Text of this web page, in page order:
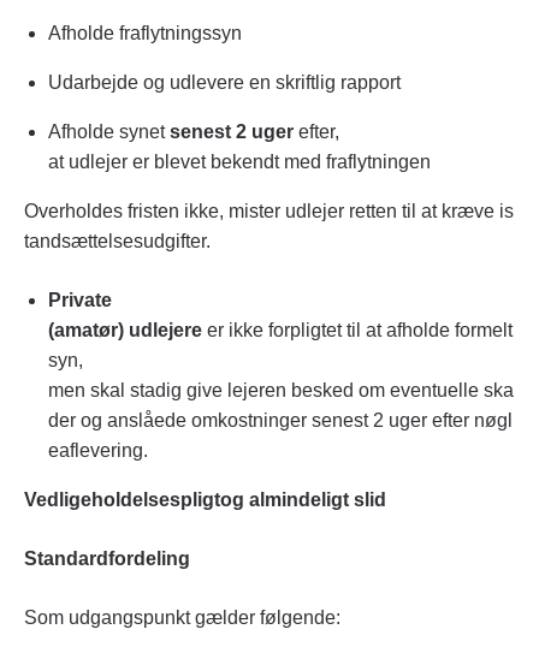
Afholde fraflytningssyn
Udarbejde og udlevere en skriftlig rapport
Afholde synetsenest 2 uger efter,
at udlejer er blevet bekendt med fraflytningen
Overholdes fristen ikke, mister udlejer retten til at kræve is
tandsættelsesudgifter.
Private
(amatør) udlejere er ikke forpligtet til at afholde formelt
syn,
men skal stadig give lejeren besked om eventuelle ska
der og anslåede omkostninger senest 2 uger efter nøgl
eaflevering.
Vedligeholdelsespligtog almindeligt slid
Standardfordeling
Som udgangspunkt gælder følgende: